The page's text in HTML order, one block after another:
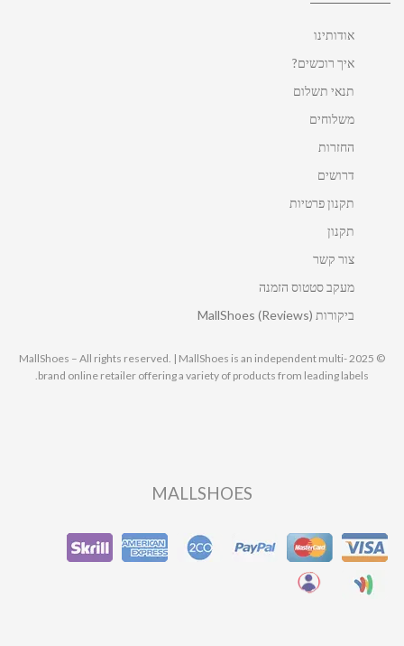
אודותינו
איך רוכשים?
תנאי תשלום
משלוחים
החזרות
דרושים
תקנון פרטיות
תקנון
צור קשר
מעקב סטטוס הזמנה
ביקורות MallShoes (Reviews)
© 2025 MallShoes – All rights reserved. | MallShoes is an independent multi-
brand online retailer offering a variety of products from leading labels.
MALLSHOES